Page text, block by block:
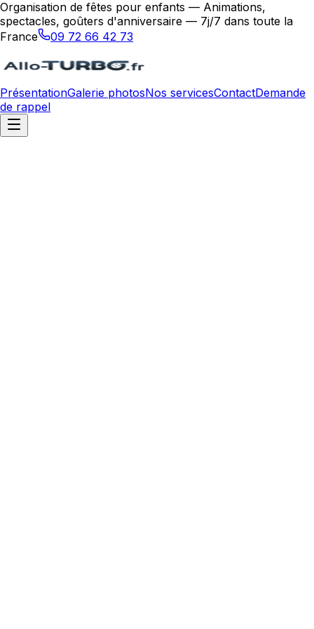
Organisation de fêtes pour enfants — Animations,
spectacles, goûters d'anniversaire — 7j/7 dans toute la
France
09 72 66 42 73
PrésentationGalerie photosNos servicesContactDemande
de rappel